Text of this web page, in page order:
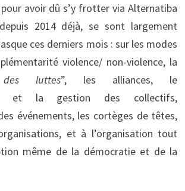
avoir dû s’y frotter via Alternatiba
2014 déjà, se sont largement
ces derniers mois : sur les modes
violence/ non-violence, la
des luttes”, les alliances, le
et la gestion des collectifs,
événements, les cortèges de têtes,
et à l’organisation tout
même de la démocratie et de la